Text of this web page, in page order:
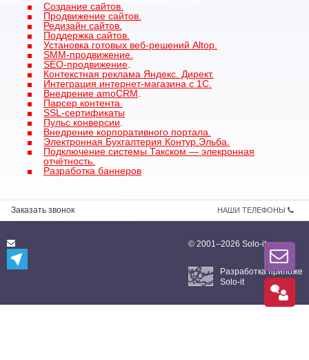
Создание сайтов.
Продвижение сайтов.
Редизайн сайтов.
Поддержка сайтов.
Установка готовых веб-решений Altop.
SMM-продвижение.
SEO-продвижение
Контекстная реклама Яндекс. Директ.
Интеграция интернет-магазина с 1C
Внедрение amoCRM
Парсер контента.
SSL-сертификаты
Пульс конверсии
Внедрение корпоративного портала.
Электронная Бухгалтерия Контур.Эльба.
Подключение системы Такском — элекронная
отчётность.
Разработка баннеров
Заказать звонок НАШИ ТЕЛЕФОНЫ
© 2001–2026 Solo-it
Разработка
Solo-it